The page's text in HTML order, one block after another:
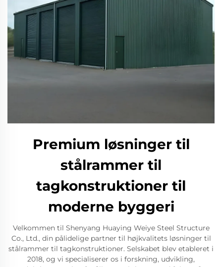
Premium løsninger til
stålrammer til
tagkonstruktioner til
moderne byggeri
Velkommen til Shenyang Huaying Weiye Steel Structure
Co., Ltd., din pålidelige partner til højkvalitets løsninger til
stålrammer til tagkonstruktioner. Selskabet blev etableret i
2018, og vi specialiserer os i forskning, udvikling,